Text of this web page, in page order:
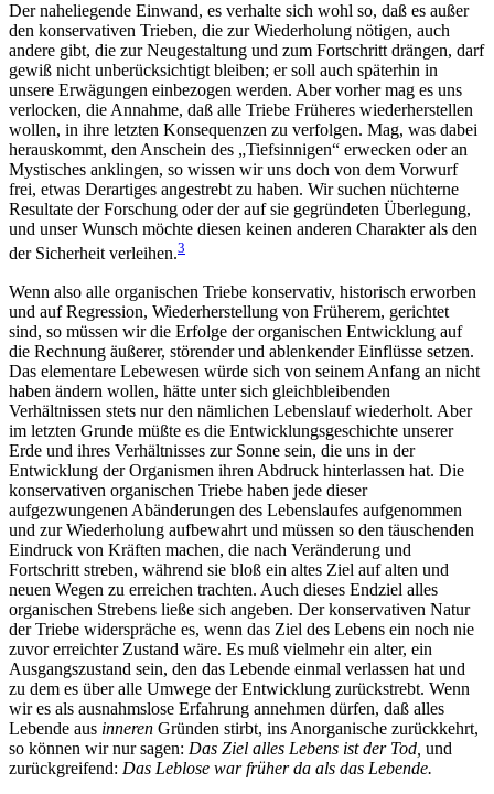
Der naheliegende Einwand, es verhalte sich wohl so, daß es außer
den konservativen Trieben, die zur Wiederholung nötigen, auch
andere gibt, die zur Neugestaltung und zum Fortschritt drängen, darf
gewiß nicht unberücksichtigt bleiben; er soll auch späterhin in
unsere Erwägungen einbezogen werden. Aber vorher mag es uns
verlocken, die Annahme, daß alle Triebe Früheres wiederherstellen
wollen, in ihre letzten Konsequenzen zu verfolgen. Mag, was dabei
herauskommt, den Anschein des „Tiefsinnigen“ erwecken oder an
Mystisches anklingen, so wissen wir uns doch von dem Vorwurf
frei, etwas Derartiges angestrebt zu haben. Wir suchen nüchterne
Resultate der Forschung oder der auf sie gegründeten Überlegung,
und unser Wunsch möchte diesen keinen anderen Charakter als den
der Sicherheit verleihen.3
Wenn also alle organischen Triebe konservativ, historisch erworben
und auf Regression, Wiederherstellung von Früherem, gerichtet
sind, so müssen wir die Erfolge der organischen Entwicklung auf
die Rechnung äußerer, störender und ablenkender Einflüsse setzen.
Das elementare Lebewesen würde sich von seinem Anfang an nicht
haben ändern wollen, hätte unter sich gleichbleibenden
Verhältnissen stets nur den nämlichen Lebenslauf wiederholt. Aber
im letzten Grunde müßte es die Entwicklungsgeschichte unserer
Erde und ihres Verhältnisses zur Sonne sein, die uns in der
Entwicklung der Organismen ihren Abdruck hinterlassen hat. Die
konservativen organischen Triebe haben jede dieser
aufgezwungenen Abänderungen des Lebenslaufes aufgenommen
und zur Wiederholung aufbewahrt und müssen so den täuschenden
Eindruck von Kräften machen, die nach Veränderung und
Fortschritt streben, während sie bloß ein altes Ziel auf alten und
neuen Wegen zu erreichen trachten. Auch dieses Endziel alles
organischen Strebens ließe sich angeben. Der konservativen Natur
der Triebe widerspräche es, wenn das Ziel des Lebens ein noch nie
zuvor erreichter Zustand wäre. Es muß vielmehr ein alter, ein
Ausgangszustand sein, den das Lebende einmal verlassen hat und
zu dem es über alle Umwege der Entwicklung zurückstrebt. Wenn
wir es als ausnahmslose Erfahrung annehmen dürfen, daß alles
Lebende aus inneren Gründen stirbt, ins Anorganische zurückkehrt,
so können wir nur sagen: Das Ziel alles Lebens ist der Tod, und
zurückgreifend: Das Leblose war früher da als das Lebende.